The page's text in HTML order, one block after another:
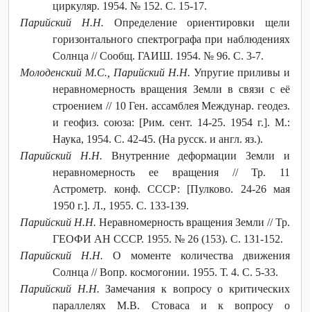
циркуляр. 1954. № 152. С. 15-17.
Парийский Н.Н. Определение ориентировки щели
горизонтального спектрографа при наблюдениях
Солнца // Сообщ. ГАИШ. 1954. № 96. С. 3-7.
Молоденский М.С., Парийский Н.Н. Упругие приливы и
неравномерность вращения Земли в связи с её
строением // 10 Ген. ассамблея Междунар. геодез.
и геофиз. союза: [Рим. сент. 14-25. 1954 г.]. М.:
Наука, 1954. С. 42-45. (На русск. и англ. яз.).
Парийский Н.Н. Внутренние деформации Земли и
неравномерность ее вращения // Тр. 11
Астрометр. конф. СССР: [Пулково. 24-26 мая
1950 г.]. Л., 1955. С. 133-139.
Парийский Н.Н. Неравномерность вращения Земли // Тр.
ГЕОФИ АН СССР. 1955. № 26 (153). С. 131-152.
Парийский Н.Н. О моменте количества движения
Солнца // Вопр. космогонии. 1955. Т. 4. С. 5-33.
Парийский Н.Н.Замечания к вопросу о критических
параллелях М.В. Стоваса и к вопросу о